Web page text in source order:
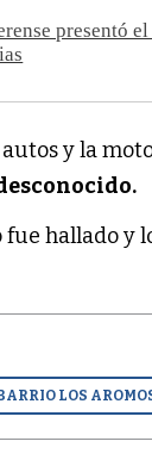
presentó
y la
fue hallado y
LOS